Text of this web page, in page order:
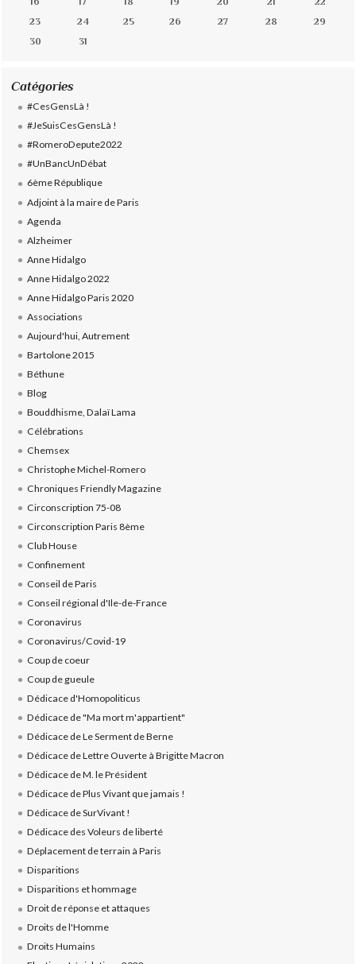
23
24 25 26 27 28
29
30
31
Catégories
#CesGensLà !
#JeSuisCesGensLà !
#RomeroDepute2022
#UnBancUnDébat
6ème République
Adjoint à la maire de Paris
Agenda
Alzheimer
Anne Hidalgo
Anne Hidalgo 2022
Anne Hidalgo Paris 2020
Associations
Aujourd'hui, Autrement
Bartolone 2015
Béthune
Blog
Bouddhisme, Dalaï Lama
Célébrations
Chemsex
Christophe Michel-Romero
Chroniques Friendly Magazine
Circonscription 75-08
Circonscription Paris 8ème
Club House
Confinement
Conseil de Paris
Conseil régional d'Ile-de-France
Coronavirus
Coronavirus/Covid-19
Coup de coeur
Coup de gueule
Dédicace d'Homopoliticus
Dédicace de "Ma mort m'appartient"
Dédicace de Le Serment de Berne
Dédicace de Lettre Ouverte à Brigitte Macron
Dédicace de M. le Président
Dédicace de Plus Vivant que jamais !
Dédicace de SurVivant !
Dédicace des Voleurs de liberté
Déplacement de terrain à Paris
Disparitions
Disparitions et hommage
Droit de réponse et attaques
Droits de l'Homme
Droits Humains